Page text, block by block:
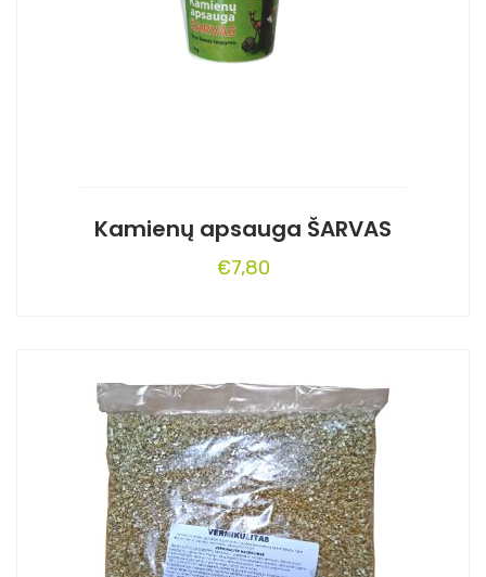
Kamienų apsauga ŠARVAS
€7,80